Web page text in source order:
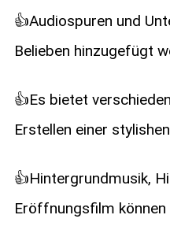
👍Audiospuren und
Belieben hinzugefügt
👍Es bietet
Erstellen einer
👍Hintergrundmusik,
Eröffnungsfilm können